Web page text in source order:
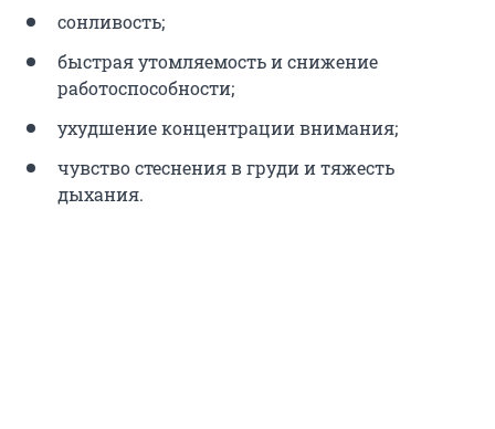
сонливость;
быстрая утомляемость и снижение
работоспособности;
ухудшение концентрации внимания;
чувство стеснения в груди и тяжесть
дыхания.